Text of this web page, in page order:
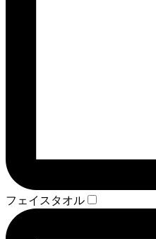
フェイスタオル